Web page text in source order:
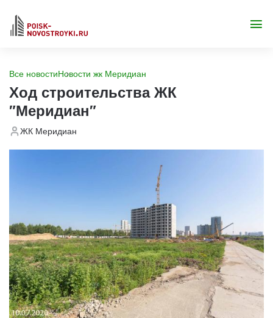
Все новостиНовости жк Меридиан
Ход строительства ЖК
"Меридиан"
ЖК Меридиан